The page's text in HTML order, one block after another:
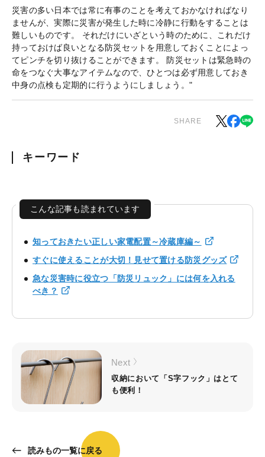
災害の多い日本では常に有事のことを考えておかなければなり
ませんが、実際に災害が発生した時に冷静に行動をすることは
難しいものです。 それだけにいざという時のために、これだけ
持っておけば良いとなる防災セットを用意しておくことによっ
てピンチを切り抜けることができます。 防災セットは緊急時の
命をつなぐ大事なアイテムなので、ひとつは必ず用意しておき
中身の点検も定期的に行うようにしましょう。"
SHARE
キーワード
こんな記事も読まれています
知っておきたい正しい家電配置～冷蔵庫編～
すぐに使えることが大切！見せて置ける防災グッズ
急な災害時に役立つ「防災リュック」には何を入れる
べき？
読みもの一覧に戻る
Next
収納において「S字フック」はとて
も便利！